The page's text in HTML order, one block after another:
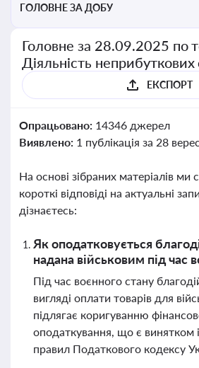
ГОЛОВНЕ ЗА ДОБУ
Головне за 28.09.2025 по
Діяльність неприбуткових
ЕКСПОРТ
Опрацьовано: 14346 джерел
Виявлено: 1 публікація за 28
На основі зібраних матеріалів ми
короткі відповіді на актуальні
дізнаєтесь:
Як оподатковується
надана військовим під час
Під час воєнного стану
вигляді оплати товарів для
підлягає коригуванню
оподаткування, що є винятком
правил Податкового кодексу